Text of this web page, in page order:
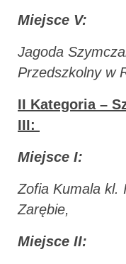
Miejsce V:
Jagoda
Przedszkolny w
II Kategoria –
III:
Miejsce I:
Zofia Kumala kl.
Zarębie,
Miejsce II: